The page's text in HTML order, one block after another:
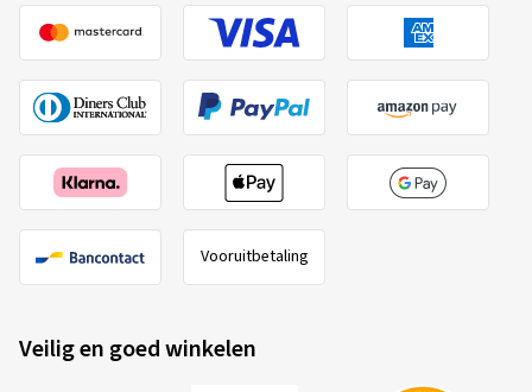
Vooruitbetaling
Veilig en goed winkelen